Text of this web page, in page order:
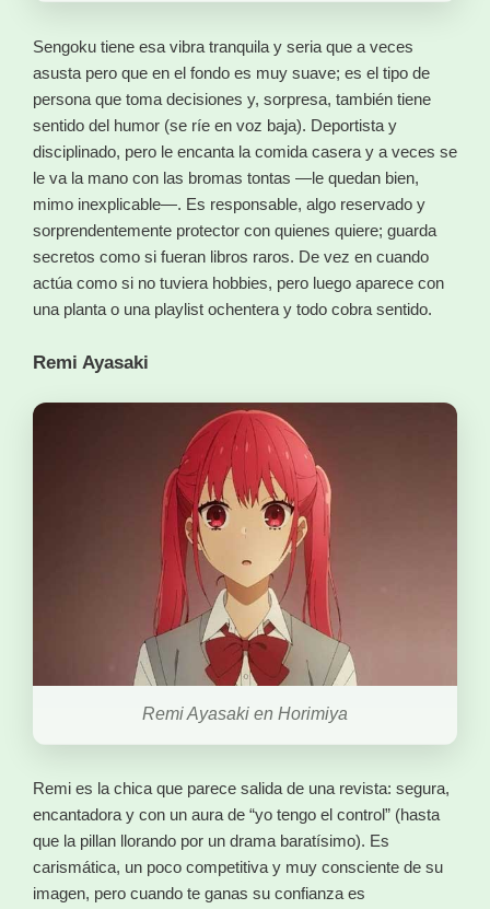
Sengoku tiene esa vibra tranquila y seria que a veces
asusta pero que en el fondo es muy suave; es el tipo de
persona que toma decisiones y, sorpresa, también tiene
sentido del humor (se ríe en voz baja). Deportista y
disciplinado, pero le encanta la comida casera y a veces se
le va la mano con las bromas tontas —le quedan bien,
mimo inexplicable—. Es responsable, algo reservado y
sorprendentemente protector con quienes quiere; guarda
secretos como si fueran libros raros. De vez en cuando
actúa como si no tuviera hobbies, pero luego aparece con
una planta o una playlist ochentera y todo cobra sentido.
Remi Ayasaki
Remi Ayasaki en Horimiya
Remi es la chica que parece salida de una revista: segura,
encantadora y con un aura de “yo tengo el control” (hasta
que la pillan llorando por un drama baratísimo). Es
carismática, un poco competitiva y muy consciente de su
imagen, pero cuando te ganas su confianza es